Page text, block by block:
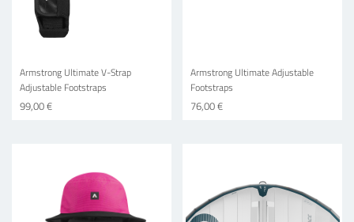
Armstrong Ultimate V-Strap
Adjustable Footstraps
99,00 €
Armstrong Ultimate Adjustable
Footstraps
76,00 €